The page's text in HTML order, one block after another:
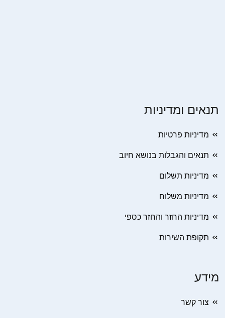
תנאים ומדיניות
מדיניות פרטיות
תנאים והגבלות בנושא חיוב
מדיניות תשלום
מדיניות משלוח
מדיניות החזר והחזר כספי
תקופת השירות
מידע
צור קשר